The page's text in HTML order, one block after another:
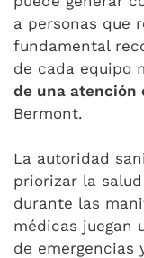
a personas que
fundamental
de cada equipo
de una atención
Bermont.
La autoridad
priorizar la
durante las
médicas juegan
de emergencias